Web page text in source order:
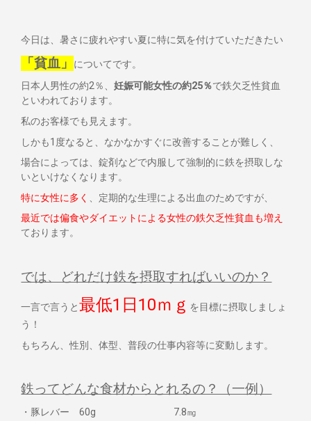
今日は、暑さに疲れやすい夏に特に気を付けていただきたい
「貧血」
についてです。
日本人男性の約2％、妊娠可能女性の約25％で鉄欠乏性貧血
といわれております。
私のお客様でも見えます。
しかも1度なると、なかなかすぐに改善することが難しく、
場合によっては、錠剤などで内服して強制的に鉄を摂取しな
いといけなくなります。
特に女性に多く
、定期的な生理による出血のためですが、
最近では偏食やダイエットによる女性の鉄欠乏性貧血も増え
ております。
では、どれだけ鉄を摂取すればいいのか？
一言で言うと最低1日10ｍｇ を目標に摂取しましょ
う！
もちろん、性別、体型、普段の仕事内容等に変動します。
鉄ってどんな食材からとれるの？（一例）
・豚レバー 60g 7.8㎎